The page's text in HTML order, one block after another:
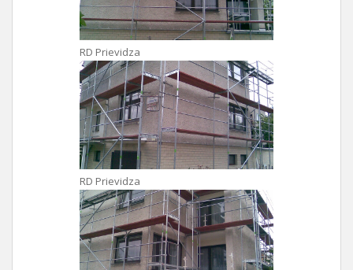
RD Prievidza
RD Prievidza